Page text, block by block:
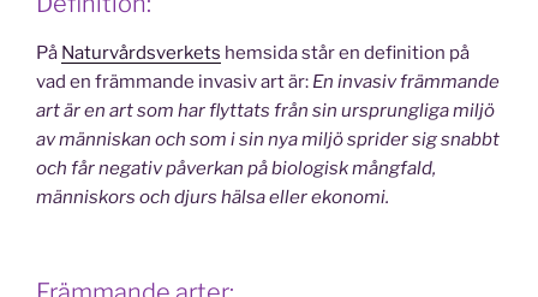
På Naturvårdsverkets hemsida står en definition på
vad en främmande invasiv art är: En invasiv främmande
art är en art som har flyttats från sin ursprungliga miljö
av människan och som i sin nya miljö sprider sig snabbt
och får negativ påverkan på biologisk mångfald,
människors och djurs hälsa eller ekonomi.